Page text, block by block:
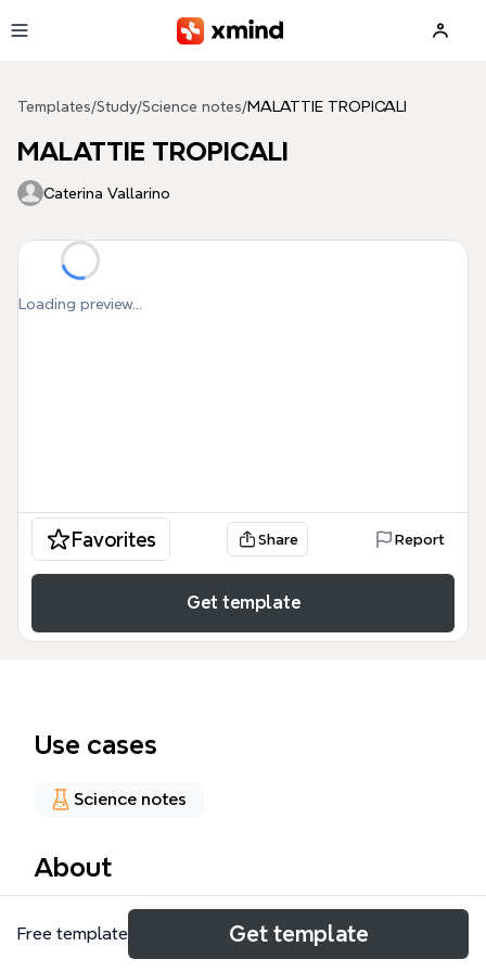
Templates/Study/Science notes/MALATTIE TROPICALI
MALATTIE TROPICALI
Caterina Vallarino
Loading preview...
Favorites Share Report
Get template
Use cases
Science notes
About
La mappa mentale 'MALATTIE TROPICALI' è uno
strumento dettagliato per studenti e professionisti
Free template Get template